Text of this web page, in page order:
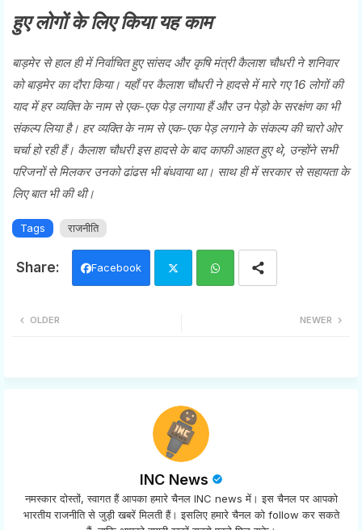
हुए लोगों के लिए किया यह काम
बाड़मेर से हाल ही में निर्वाचित हुए सांसद और कृषि मंत्री कैलाश चौधरी ने शनिवार
को बाड़मेर का दौरा किया। यहाँ पर कैलाश चौधरी ने हादसे में मारे गए 16 लोगों की
याद में हर व्यक्ति के नाम से एक-एक पेड़ लगाया हैं और उन पेड़ो के सरक्षंण का भी
संकल्प लिया है। हर व्यक्ति के नाम से एक-एक पेड़ लगाने के संकल्प की चारो ओर
चर्चा हो रही हैं। कैलाश चौधरी इस हादसे के बाद काफी आहत हुए थे, उन्होंने सभी
परिजनों से मिलकर उनको ढांढस भी बंधवाया था। साथ ही में सरकार से सहायता के
लिए बात भी की थी।
Tags राजनीति
Facebook
NEWER
OLDER
INC News
नमस्कार दोस्तों, स्वागत हैं आपका हमारे चैनल INC news में। इस चैनल पर आपको
भारतीय राजनीति से जुड़ी खबरें मिलती हैं। इसलिए हमारे चैनल को follow कर सकते